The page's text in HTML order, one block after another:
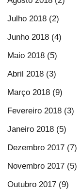
Julho 2018 (2)
Junho 2018 (4)
Maio 2018 (5)
Abril 2018 (3)
Março 2018 (9)
Fevereiro 2018 (3)
Janeiro 2018 (5)
Dezembro 2017 (7)
Novembro 2017 (5)
Outubro 2017 (9)